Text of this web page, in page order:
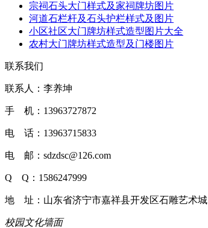
宗祠石头大门样式及家祠牌坊图片
河道石栏杆及石头护栏样式及图片
小区社区大门牌坊样式造型图片大全
农村大门牌坊样式造型及门楼图片
联系我们
联系人：李养坤
手 机：13963727872
电 话：13963715833
电 邮：sdzdsc@126.com
Q Q：1586247999
地 址：山东省济宁市嘉祥县开发区石雕艺术城
校园文化墙面